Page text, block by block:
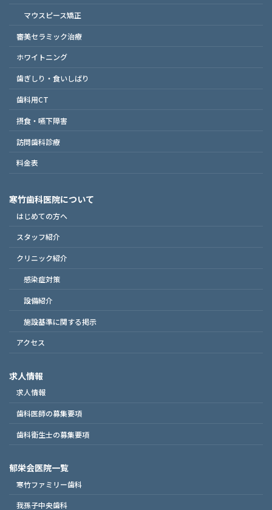
マウスピース矯正
審美セラミック治療
ホワイトニング
歯ぎしり・食いしばり
歯科用CT
摂食・嚥下障害
訪問歯科診療
料金表
寒竹歯科医院について
はじめての方へ
スタッフ紹介
クリニック紹介
感染症対策
設備紹介
施設基準に関する掲示
アクセス
求人情報
求人情報
歯科医師の募集要項
歯科衛生士の募集要項
郁栄会医院一覧
寒竹ファミリー歯科
我孫子中央歯科